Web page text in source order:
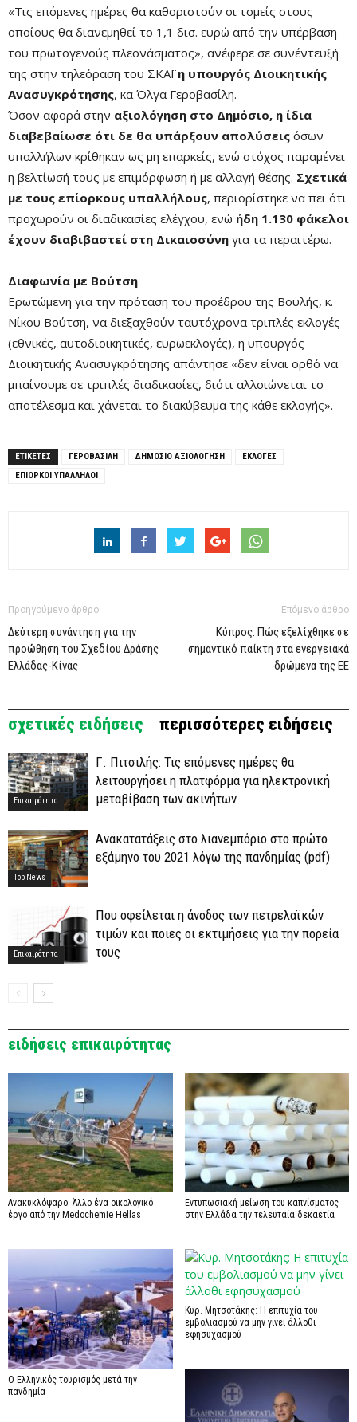
«Τις επόμενες ημέρες θα καθοριστούν οι τομείς στους
οποίους θα διανεμηθεί το 1,1 δισ. ευρώ από την υπέρβαση
του πρωτογενούς πλεονάσματος», ανέφερε σε συνέντευξή
της στην τηλεόραση του ΣΚΑΪη υπουργός Διοικητικής
Ανασυγκρότησης, κα Όλγα Γεροβασίλη.
Όσον αφορά στην αξιολόγηση στο Δημόσιο, η ίδια
διαβεβαίωσε ότι δε θα υπάρξουν απολύσεις όσων
υπαλλήλων κρίθηκαν ως μη επαρκείς, ενώ στόχος παραμένει
η βελτίωσή τους με επιμόρφωση ή με αλλαγή θέσης. Σχετικά
με τους επίορκους υπαλλήλους, περιορίστηκε να πει ότι
προχωρούν οι διαδικασίες ελέγχου, ενώ ήδη 1.130 φάκελοι
έχουν διαβιβαστεί στη Δικαιοσύνη για τα περαιτέρω.
Διαφωνία με Βούτση
Ερωτώμενη για την πρόταση του προέδρου της Βουλής, κ.
Νίκου Βούτση, να διεξαχθούν ταυτόχρονα τριπλές εκλογές
(εθνικές, αυτοδιοικητικές, ευρωεκλογές), η υπουργός
Διοικητικής Ανασυγκρότησης απάντησε «δεν είναι ορθό να
μπαίνουμε σε τριπλές διαδικασίες, διότι αλλοιώνεται το
αποτέλεσμα και χάνεται το διακύβευμα της κάθε εκλογής».
ΕΤΙΚΕΤΕΣ ΓΕΡΟΒΑΣΙΛΗ ΔΗΜΟΣΙΟ ΑΞΙΟΛΟΓΗΣΗ
ΕΚΛΟΓΕΣ
ΕΠΙΟΡΚΟΙ ΥΠΑΛΛΗΛΟΙ
Προηγούμενο άρθρο
Δεύτερη συνάντηση για την
προώθηση του Σχεδίου Δράσης
Ελλάδας-Κίνας
Επόμενο άρθρο
Κύπρος: Πώς εξελίχθηκε σε
σημαντικό παίκτη στα ενεργειακά
δρώμενα της ΕΕ
σχετικές ειδήσεις περισσότερες ειδήσεις
Επικαιρότητα
Γ. Πιτσιλής: Τις επόμενες ημέρες θα
λειτουργήσει η πλατφόρμα για ηλεκτρονική
μεταβίβαση των ακινήτων
Top News
Ανακατατάξεις στο λιανεμπόριο στο πρώτο
εξάμηνο του 2021 λόγω της πανδημίας (pdf)
Επικαιρότητα
Που οφείλεται η άνοδος των πετρελαϊκών
τιμών και ποιες οι εκτιμήσεις για την πορεία
τους
ειδήσεις επικαιρότητας
Ανακυκλόψαρο: Άλλο ένα οικολογικό
έργο από την Medochemie Hellas
Εντυπωσιακή μείωση του καπνίσματος
στην Ελλάδα την τελευταία δεκαετία
Ο Ελληνικός τουρισμός μετά την
πανδημία
Κυρ. Μητσοτάκης: Η επιτυχία του
εμβολιασμού να μην γίνει άλλοθι
εφησυχασμού